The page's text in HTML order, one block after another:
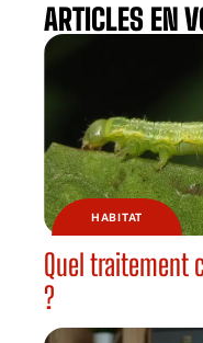
ARTICLES EN
HABITAT
Quel traitement
?